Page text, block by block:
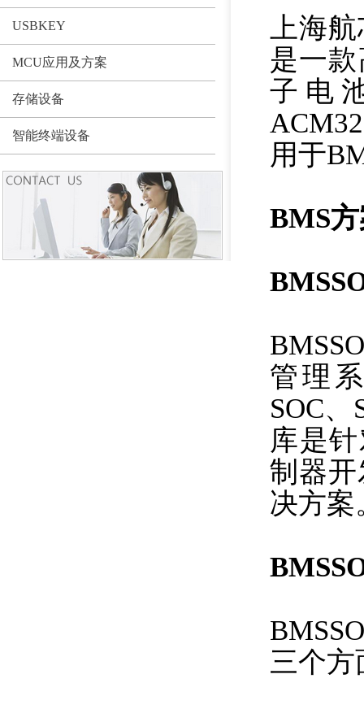
USBKEY
MCU应用及方案
存储设备
智能终端设备
上海
是一
子电
用于
BMS
管理
SOC
库是
制器
决方案
三个方